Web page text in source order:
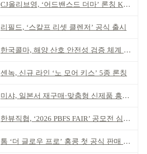
CJ올리브영, ‘어드밴스드 더마’ 론칭 K더마 육성 박차
리필드, ‘스칼프 리셋 클렌저’ 공식 출시
한국콜마, 해양 산호 안전성 검증 체계 구축
센녹, 신규 라인 ‘노 모어 키스’ 5종 론칭
미샤, 일본서 재구매·맞춤형 신제품 흥행 ‘쌍끌이’
한뷰직협, ‘2026 PBFS FAIR’ 공모전 심사 성료
톰 ‘더 글로우 프로’ 홍콩 첫 공식 판매 완판